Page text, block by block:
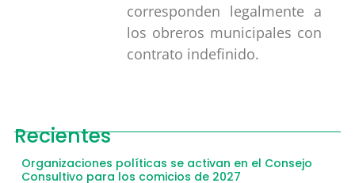
corresponden legalmente a
los obreros municipales con
contrato indefinido.
Recientes
Organizaciones políticas se activan en el Consejo
Consultivo para los comicios de 2027